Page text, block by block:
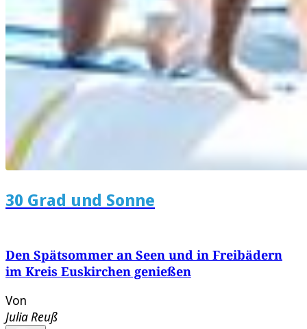
30 Grad und Sonne
Den Spätsommer an Seen und in Freibädern
im Kreis Euskirchen genießen
Von
Julia Reuß